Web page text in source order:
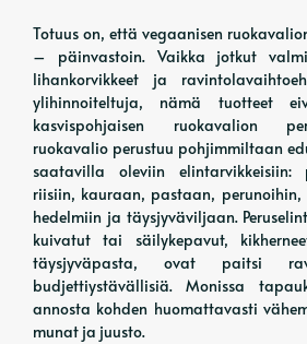
Totuus on, että vegaanisen
– päinvastoin. Vaikka jotkut
lihankorvikkeet ja
ylihinnoiteltuja, nämä tuotteet
kasvispohjaisen ruokavalion
ruokavalio perustuu pohjimmiltaan
saatavilla oleviin elintarvikkeisiin:
riisiin, kauraan, pastaan, perunoihin,
hedelmiin ja täysjyväviljaan.
kuivatut tai säilykepavut,
täysjyväpasta, ovat paitsi
budjettiystävällisiä. Monissa
annosta kohden huomattavasti
munat ja juusto.